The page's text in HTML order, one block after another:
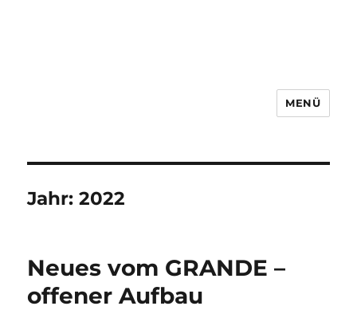
MENÜ
Jahr:2022
Neues vom GRANDE –
offener Aufbau